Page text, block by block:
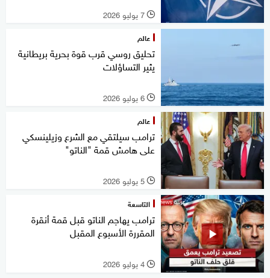
l 7 يوليو 2026
عالم
تحليق روسي قرب قوة بحرية بريطانية
يثير التساؤلات
l 6 يوليو 2026
عالم
ترامب سيلتقي مع الشرع وزيلينسكي
على هامش قمة "الناتو"
l 5 يوليو 2026
التاسعة
ترامب يهاجم الناتو قبل قمة أنقرة
المقررة الأسبوع المقبل
l 4 يوليو 2026